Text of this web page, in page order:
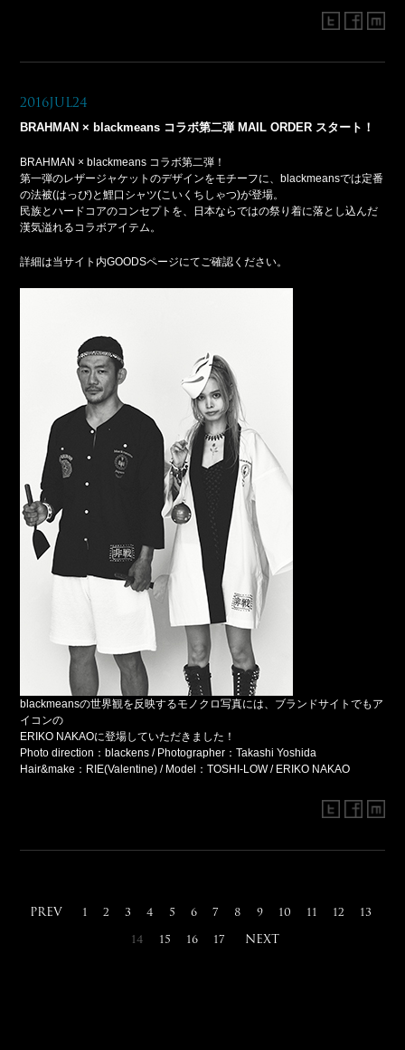
2016Jul24
BRAHMAN × blackmeans コラボ第二弾 MAIL ORDER スタート！
BRAHMAN × blackmeans コラボ第二弾！
第一弾のレザージャケットのデザインをモチーフに、blackmeansでは定番
の法被(はっぴ)と鯉口シャツ(こいくちしゃつ)が登場。
民族とハードコアのコンセプトを、日本ならではの祭り着に落とし込んだ
漢気溢れるコラボアイテム。
詳細は当サイト内GOODSページにてご確認ください。
blackmeansの世界観を反映するモノクロ写真には、ブランドサイトでもア
イコンの
ERIKO NAKAOに登場していただきました！
Photo direction：blackens / Photographer：Takashi Yoshida
Hair&make：RIE(Valentine) / Model：TOSHI-LOW / ERIKO NAKAO
PREV 1 2 3 4 5 6 7 8 9 10 11 12 13
14 15 16 17 NEXT